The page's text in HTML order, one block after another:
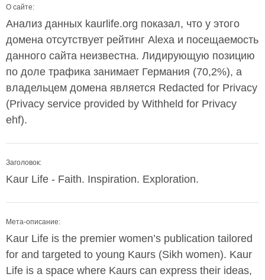
О сайте:
Анализ данных kaurlife.org показал, что у этого
домена отсутствует рейтинг Alexa и посещаемость
данного сайта неизвестна. Лидирующую позицию
по доле трафика занимает Германия (70,2%), а
владельцем домена является Redacted for Privacy
(Privacy service provided by Withheld for Privacy
ehf).
Заголовок:
Kaur Life - Faith. Inspiration. Exploration.
Мета-описание:
Kaur Life is the premier women’s publication tailored
for and targeted to young Kaurs (Sikh women). Kaur
Life is a space where Kaurs can express their ideas,